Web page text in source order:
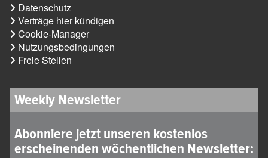
Datenschutz
Verträge hier kündigen
Cookie-Manager
Nutzungsbedingungen
Freie Stellen
Weekly Newsletter
Abonniere jetzt unseren kostenlos
erscheinenden wöchentlichen Newsletter: